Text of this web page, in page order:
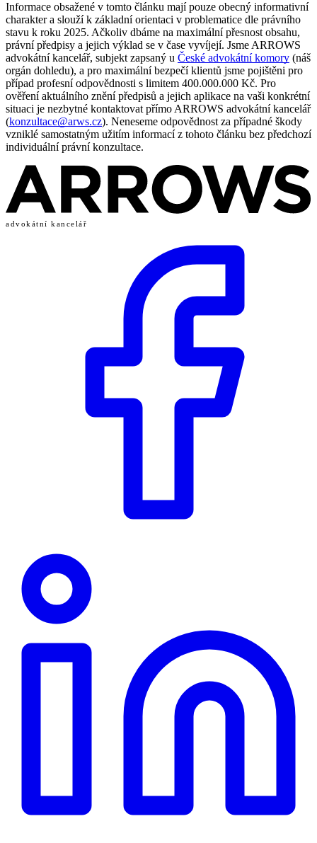
Informace obsažené v tomto článku mají pouze obecný informativní
charakter a slouží k základní orientaci v problematice dle právního
stavu k roku 2025. Ačkoliv dbáme na maximální přesnost obsahu,
právní předpisy a jejich výklad se v čase vyvíjejí. Jsme ARROWS
advokátní kancelář, subjekt zapsaný u České advokátní komory (náš
orgán dohledu), a pro maximální bezpečí klientů jsme pojištěni pro
případ profesní odpovědnosti s limitem 400.000.000 Kč. Pro
ověření aktuálního znění předpisů a jejich aplikace na vaši konkrétní
situaci je nezbytné kontaktovat přímo ARROWS advokátní kancelář
(konzultace@arws.cz). Neneseme odpovědnost za případné škody
vzniklé samostatným užitím informací z tohoto článku bez předchozí
individuální právní konzultace.
advokátní kancelář